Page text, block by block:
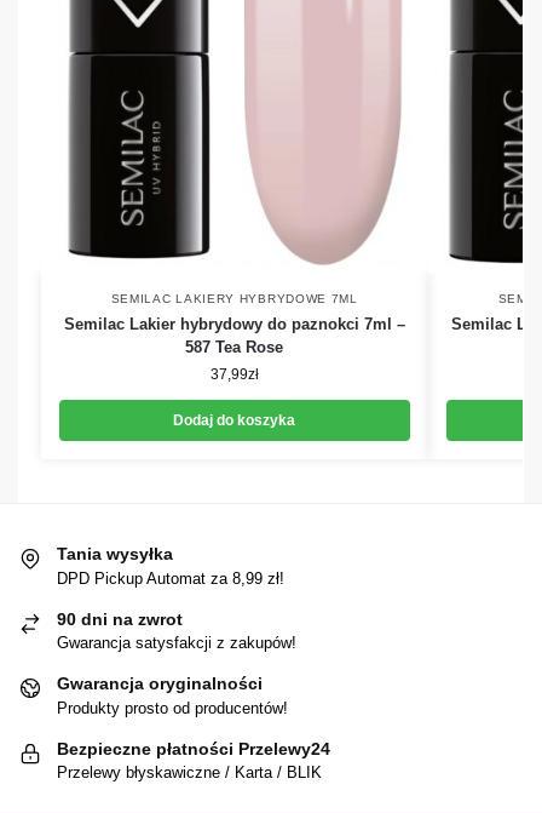
SEMILAC LAKIERY HYBRYDOWE 7ML
Semilac Lakier hybrydowy do paznokci 7ml –
587 Tea Rose
37,99zł
Dodaj do koszyka
Semilac
Tania wysyłka
DPD Pickup Automat za 8,99 zł!
90 dni na zwrot
Gwarancja satysfakcji z zakupów!
Gwarancja oryginalności
Produkty prosto od producentów!
Bezpieczne płatności Przelewy24
Przelewy błyskawiczne / Karta / BLIK